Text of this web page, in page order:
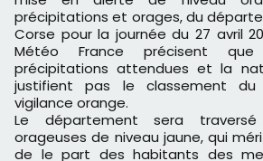
précipitations et orages, du
Corse pour la journée du 27 avril
Météo France précisent
précipitations attendues et la
justifient pas le classement
vigilance orange.
Le département sera
orageuses de niveau jaune, qui
de le part des habitants des